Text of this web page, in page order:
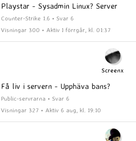
Playstar - Sysadmin Linux? Server
Counter-Strike 1.6 • Svar 6
Visningar 300 • Aktiv I förrgår, kl. 01:37
Screenx
Få liv i servern - Upphäva bans?
Public-servrarna • Svar 6
Visningar 327 • Aktiv 6 aug, kl. 19:10